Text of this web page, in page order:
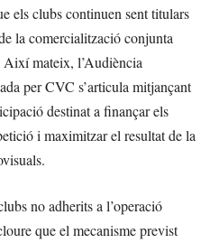
els clubs continuen sent titulars
la comercialització conjunta
mateix, l’Audiència
per CVC s’articula mitjançant
destinat a finançar els
i maximitzar el resultat de la
no adherits a l’operació
que el mecanisme previst